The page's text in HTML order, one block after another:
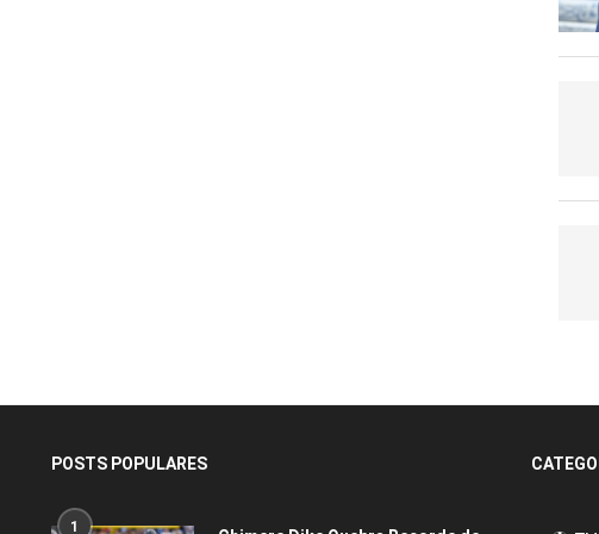
POSTS POPULARES
1